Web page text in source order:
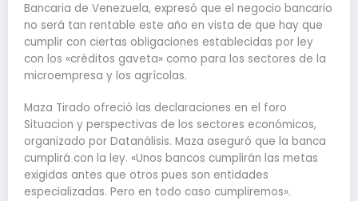
Bancaria de Venezuela, expresó que el negocio bancario
no será tan rentable este año en vista de que hay que
cumplir con ciertas obligaciones establecidas por ley
con los «créditos gaveta» como para los sectores de la
microempresa y los agrícolas.
Maza Tirado ofreció las declaraciones en el foro
Situacion y perspectivas de los sectores económicos,
organizado por Datanálisis. Maza aseguró que la banca
cumplirá con la ley. «Unos bancos cumplirán las metas
exigidas antes que otros pues son entidades
especializadas. Pero en todo caso cumpliremos».